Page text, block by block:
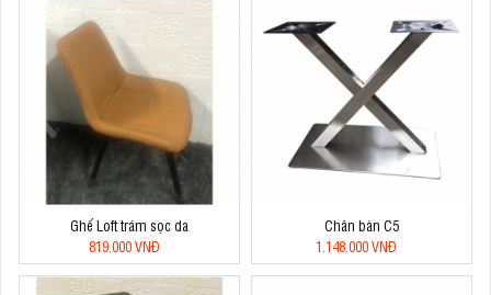
Ghế Loft trám sọc da
819.000 VNĐ
Chân bàn C5
1.148.000 VNĐ